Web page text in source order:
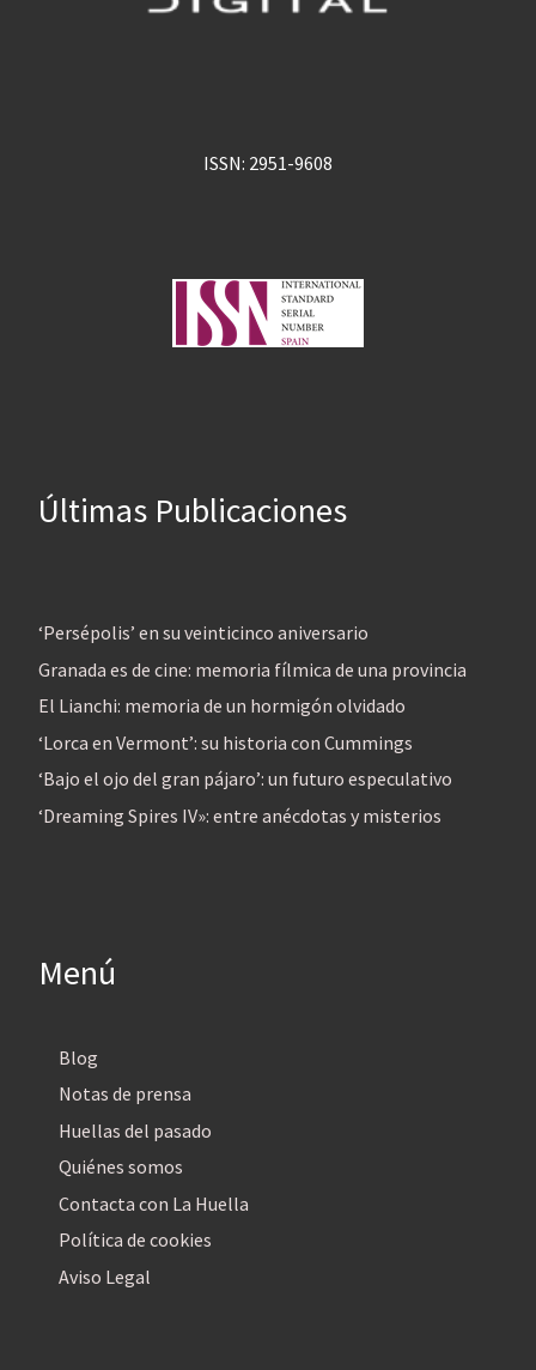
ISSN: 2951-9608
Últimas Publicaciones
‘Persépolis’ en su veinticinco aniversario
Granada es de cine: memoria fílmica de una provincia
El Lianchi: memoria de un hormigón olvidado
‘Lorca en Vermont’: su historia con Cummings
‘Bajo el ojo del gran pájaro’: un futuro especulativo
‘Dreaming Spires IV»: entre anécdotas y misterios
Menú
Blog
Notas de prensa
Huellas del pasado
Quiénes somos
Contacta con La Huella
Política de cookies
Aviso Legal